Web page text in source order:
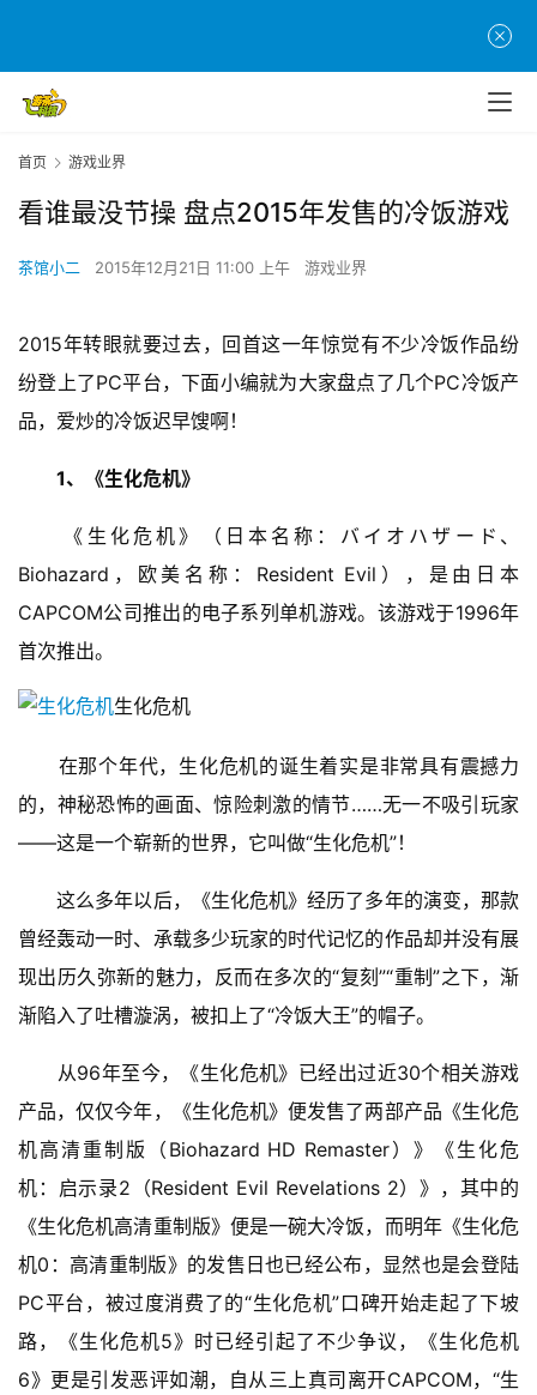
首页 游戏业界
看谁最没节操 盘点2015年发售的冷饭游戏
茶馆小二 2015年12月21日 11:00 上午 游戏业界
2015年转眼就要过去，回首这一年惊觉有不少冷饭作品纷
纷登上了PC平台，下面小编就为大家盘点了几个PC冷饭产
品，爱炒的冷饭迟早馊啊！
1、《生化危机》
《生化危机》（日本名称：バイオハザード、
Biohazard，欧美名称：Resident Evil），是由日本
CAPCOM公司推出的电子系列单机游戏。该游戏于1996年
首次推出。
生化危机
在那个年代，生化危机的诞生着实是非常具有震撼力
的，神秘恐怖的画面、惊险刺激的情节……无一不吸引玩家
——这是一个崭新的世界，它叫做“生化危机”！
这么多年以后，《生化危机》经历了多年的演变，那款
曾经轰动一时、承载多少玩家的时代记忆的作品却并没有展
现出历久弥新的魅力，反而在多次的“复刻”“重制”之下，渐
渐陷入了吐槽漩涡，被扣上了“冷饭大王”的帽子。
从96年至今，《生化危机》已经出过近30个相关游戏
产品，仅仅今年，《生化危机》便发售了两部产品《生化危
机高清重制版（Biohazard HD Remaster）》《生化危
机：启示录2（Resident Evil Revelations 2）》，其中的
《生化危机高清重制版》便是一碗大冷饭，而明年《生化危
机0：高清重制版》的发售日也已经公布，显然也是会登陆
PC平台，被过度消费了的“生化危机”口碑开始走起了下坡
路，《生化危机5》时已经引起了不少争议，《生化危机
6》更是引发恶评如潮，自从三上真司离开CAPCOM，“生